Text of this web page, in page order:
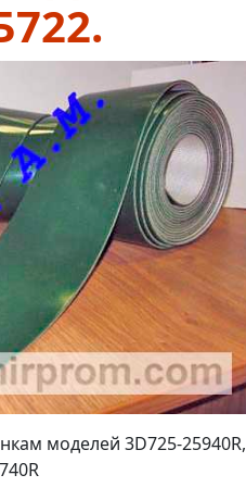
моделей 3D725-25940R,